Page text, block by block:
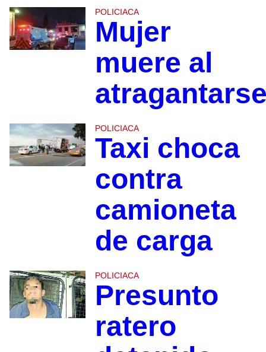
POLICIACA
Mujer
muere al
POLICIACA
Taxi choca
contra
camioneta
de carga
POLICIACA
Presunto
ratero